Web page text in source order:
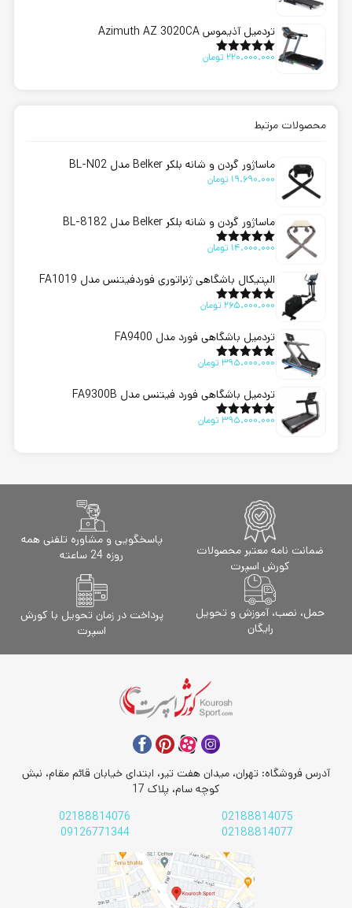
تردمیل آذیموس Azimuth AZ 3020CA
امتیاز5.00
220.000.000 تومان
محصولات مرتبط
ماساژور گردن و شانه بلکر Belker مدل BL-N02
19.690.000 تومان
ماساژور گردن و شانه بلکر Belker مدل BL-8182
امتیاز5.00
14.000.000 تومان
الپتیکال باشگاهی ژنراتوری فوردفیتنس مدل FA1019
امتیاز5.00
265.000.000 تومان
تردمیل باشگاهی فورد مدل FA9400
امتیاز5.00
395.000.000تومان
تردمیل باشگاهی فورد فیتنس مدل FA9300B
امتیاز5.00
395.000.000تومان
ضمانت نامه معتبر محصولات
کورش اسپرت
پاسخگویی و مشاوره تلفنی همه
روزه 24 ساعته
حمل، نصب، آموزش و تحویل
رایگان
پرداخت در زمان تحویل با کورش
اسپرت
آدرس فروشگاه: تهران، میدان هفت تیر، ابتدای خیابان قائم مقام، نبش
کوچه سام، پلاک 17
02188814075
02188814076
02188814077
09126771344